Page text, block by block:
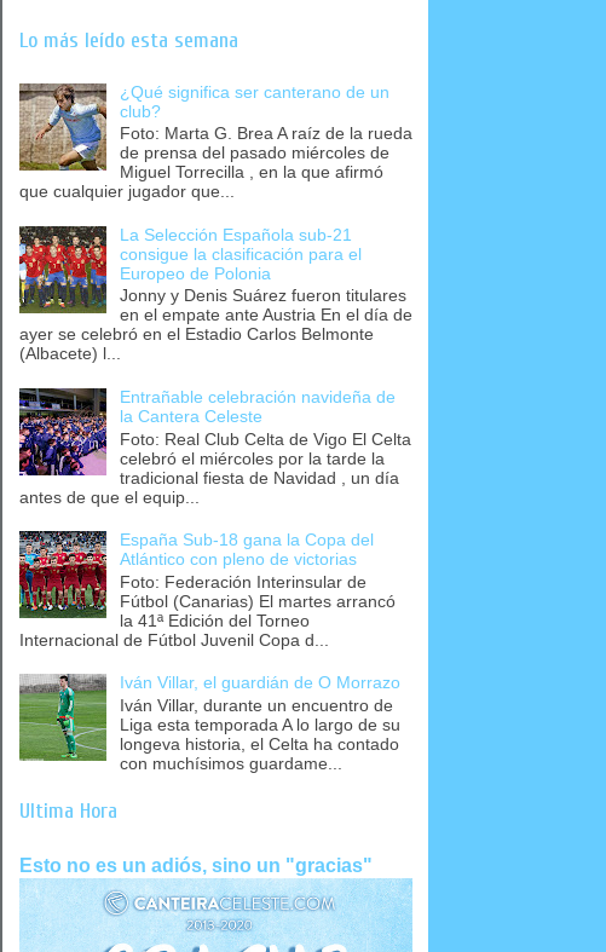
Lo más leído esta semana
¿Qué significa ser canterano de un
club?
Foto: Marta G. Brea A raíz de la rueda
de prensa del pasado miércoles de
Miguel Torrecilla , en la que afirmó
que cualquier jugador que...
La Selección Española sub-21
consigue la clasificación para el
Europeo de Polonia
Jonny y Denis Suárez fueron titulares
en el empate ante Austria En el día de
ayer se celebró en el Estadio Carlos Belmonte
(Albacete) l...
Entrañable celebración navideña de
la Cantera Celeste
Foto: Real Club Celta de Vigo El Celta
celebró el miércoles por la tarde la
tradicional fiesta de Navidad , un día
antes de que el equip...
España Sub-18 gana la Copa del
Atlántico con pleno de victorias
Foto: Federación Interinsular de
Fútbol (Canarias) El martes arrancó
la 41ª Edición del Torneo
Internacional de Fútbol Juvenil Copa d...
Iván Villar, el guardián de O Morrazo
Iván Villar, durante un encuentro de
Liga esta temporada A lo largo de su
longeva historia, el Celta ha contado
con muchísimos guardame...
Última Hora
Esto no es un adiós, sino un "gracias"